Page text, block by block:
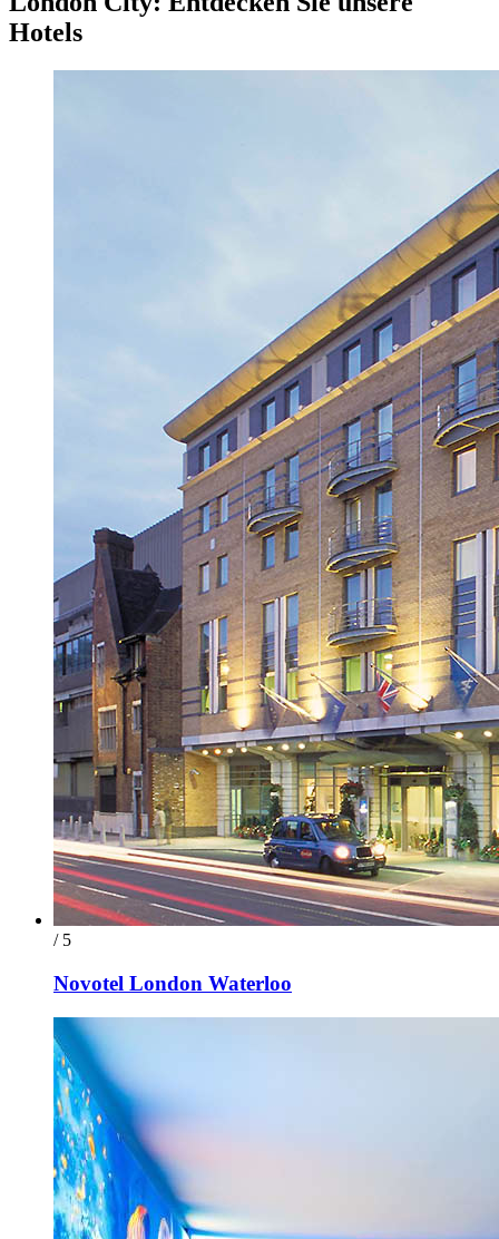
Hotels
/ 5
Novotel London Waterloo